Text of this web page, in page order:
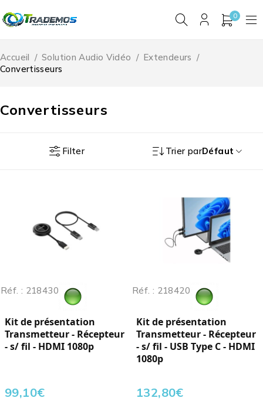
0
Convertisseurs
Accueil / Solution Audio Vidéo / Extendeurs /
Convertisseurs
Filter Trier parDéfaut
Réf. : 218430
Kit de présentation
Transmetteur - Récepteur
- s/ fil - HDMI 1080p
99,10€
Réf. : 218420
Kit de présentation
Transmetteur - Récepteur
- s/ fil - USB Type C - HDMI
1080p
132,80€